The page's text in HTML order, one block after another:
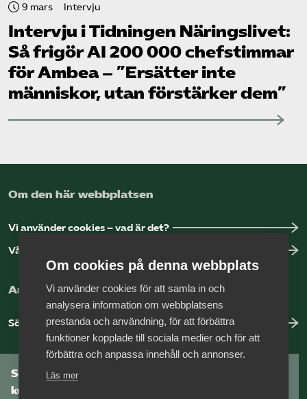
9 mars Intervju
Intervju i Tidningen Näringslivet:
Så frigör AI 200 000 chefstimmar
för Ambea – ”Ersätter inte
människor, utan förstärker dem”
Om den här webbplatsen
Vi använder cookies – vad är det?
Vår dataskyddspolicy
Arbeta hos Vårdföretagarna?
Sök jobb hos oss
Som medlem har du tillgång till vår digitala
kunskapsbank
Om cookies på denna webbplats
Vi använder cookies för att samla in och
analysera information om webbplatsens
prestanda och användning, för att förbättra
funktioner kopplade till sociala medier och för att
förbättra och anpassa innehåll och annonser.
Läs mer